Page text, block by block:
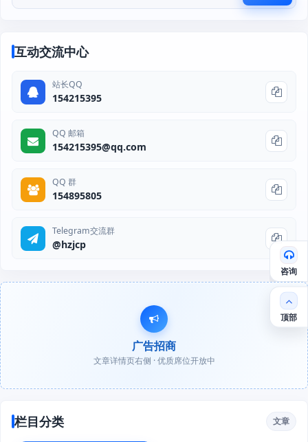
互动交流中心
站长QQ
154215395
QQ 邮箱
154215395@qq.com
QQ 群
154895805
Telegram交流群
@hzjcp
广告招商
文章详情页右侧 · 优质席位开放中
栏目分类 文章
咨询
顶部